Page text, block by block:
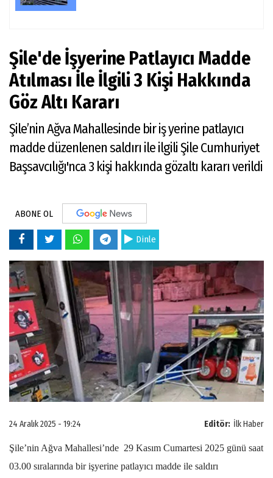
Şile'de İşyerine Patlayıcı Madde
Atılması İle İlgili 3 Kişi Hakkında
Göz Altı Kararı
Şile’nin Ağva Mahallesinde bir iş yerine patlayıcı
madde düzenlenen saldırı ile ilgili Şile Cumhuriyet
Başsavcılığı'nca 3 kişi hakkında gözaltı kararı verildi
ABONE OL
Dinle
Editör: İlk Haber
24 Aralık 2025 - 19:24
Şile’nin Ağva Mahallesi’nde 29 Kasım Cumartesi 2025 günü saat
03.00 sıralarında bir işyerine patlayıcı madde ile saldırı